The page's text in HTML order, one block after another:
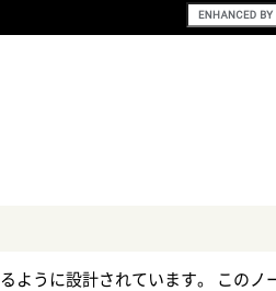
ように設計されています。 このノ